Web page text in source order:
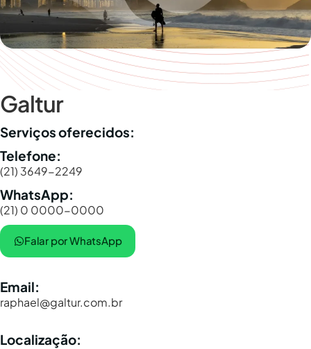
Galtur
Serviços oferecidos:
Telefone:
(21) 3649-2249
WhatsApp:
(21) 0 0000-0000
Falar por WhatsApp
Email:
raphael@galtur.com.br
Localização: